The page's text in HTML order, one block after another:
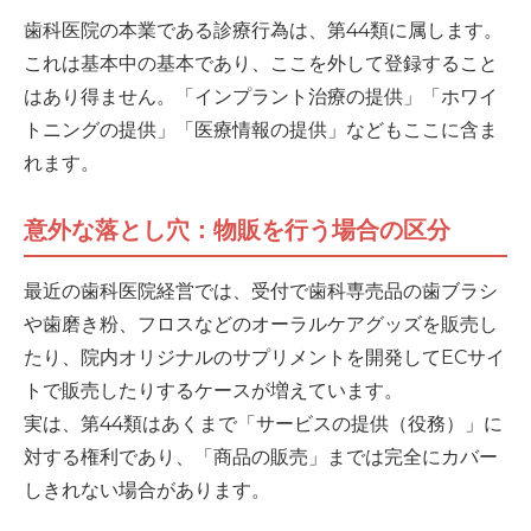
歯科医院の本業である診療行為は、第44類に属します。
これは基本中の基本であり、ここを外して登録すること
はあり得ません。「インプラント治療の提供」「ホワイ
トニングの提供」「医療情報の提供」などもここに含ま
れます。
意外な落とし穴：物販を行う場合の区分
最近の歯科医院経営では、受付で歯科専売品の歯ブラシ
や歯磨き粉、フロスなどのオーラルケアグッズを販売し
たり、院内オリジナルのサプリメントを開発してECサイ
トで販売したりするケースが増えています。
実は、第44類はあくまで「サービスの提供（役務）」に
対する権利であり、「商品の販売」までは完全にカバー
しきれない場合があります。